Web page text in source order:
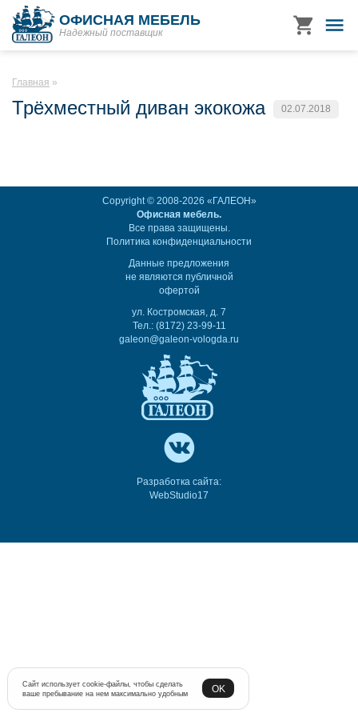
ОФИСНАЯ МЕБЕЛЬ
Надежный поставщик
Главная
Трёхместный диван экокожа 02.07.2018
Copyright © 2008-2026 «ГАЛЕОН»
Офисная мебель.
Все права защищены.
Политика конфиденциальности
Данные предложения
не являются публичной
офертой
ул. Костромская, д. 7
Тел.: (8172) 23-99-11
galeon@galeon-vologda.ru
Разработка сайта:
WebStudio17
Сайт использует cookie-файлы, чтобы сделать
ваше пребывание на нем максимально удобным
OK